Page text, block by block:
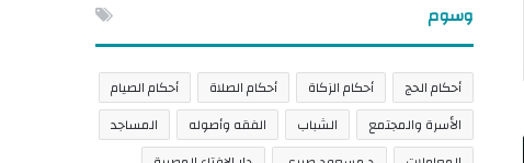
وسوم
أحكام الحج أحكام الزكاة أحكام الصلاة
أحكام الصيام
الأسرة والمجتمع
الشباب الفقه وأصوله
المساجد